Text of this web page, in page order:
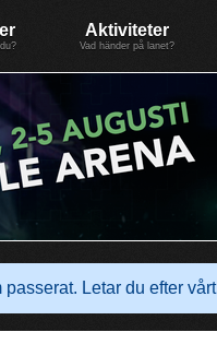
Aktiviteter
Vad händer på lanet?
Letar du efter